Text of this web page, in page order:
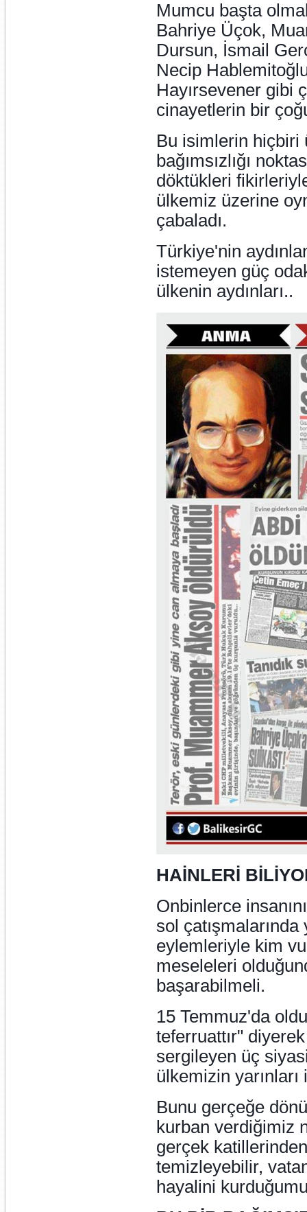
Mumcu başta
Bahriye Üçok,
Dursun, İsmail
Necip
Hayırsevener gibi
cinayetlerin bir
Bu isimlerin hiçbiri
bağımsızlığı
döktükleri
ülkemiz üzerine
çabaladı.
Türkiye'nin
istemeyen güç
ülkenin aydınları..
HAİNLERİ
Onbinlerce
sol
eylemleriyle kim
meseleleri
başarabilmeli.
15 Temmuz'da
teferruattır"
sergileyen üç
ülkemizin
Bunu gerçeğe
kurban verdiğimiz
gerçek
temizleyebilir,
hayalini